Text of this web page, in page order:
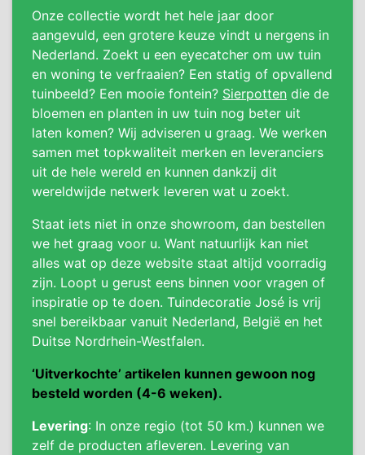
Onze collectie wordt het hele jaar door
aangevuld, een grotere keuze vindt u nergens in
Nederland. Zoekt u een eyecatcher om uw tuin
en woning te verfraaien? Een statig of opvallend
tuinbeeld? Een mooie fontein? Sierpotten die de
bloemen en planten in uw tuin nog beter uit
laten komen? Wij adviseren u graag. We werken
samen met topkwaliteit merken en leveranciers
uit de hele wereld en kunnen dankzij dit
wereldwijde netwerk leveren wat u zoekt.
Staat iets niet in onze showroom, dan bestellen
we het graag voor u. Want natuurlijk kan niet
alles wat op deze website staat altijd voorradig
zijn. Loopt u gerust eens binnen voor vragen of
inspiratie op te doen. Tuindecoratie José is vrij
snel bereikbaar vanuit Nederland, België en het
Duitse Nordrhein-Westfalen.
‘Uitverkochte’ artikelen kunnen gewoon nog
besteld worden (4-6 weken).
Levering: In onze regio (tot 50 km.) kunnen we
zelf de producten afleveren. Levering van